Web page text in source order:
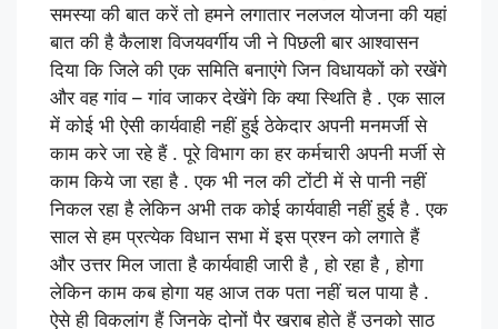
समस्या की बात करें तो हमने लगातार नलजल योजना की यहां
बात की है कैलाश विजयवर्गीय जी ने पिछली बार आश्वासन
दिया कि जिले की एक समिति बनाएंगे जिन विधायकों को रखेंगे
और वह गांव – गांव जाकर देखेंगे कि क्या स्थिति है . एक साल
में कोई भी ऐसी कार्यवाही नहीं हुई ठेकेदार अपनी मनमर्जी से
काम करे जा रहे हैं . पूरे विभाग का हर कर्मचारी अपनी मर्जी से
काम किये जा रहा है . एक भी नल की टोंटी में से पानी नहीं
निकल रहा है लेकिन अभी तक कोई कार्यवाही नहीं हुई है . एक
साल से हम प्रत्येक विधान सभा में इस प्रश्न को लगाते हैं
और उत्तर मिल जाता है कार्यवाही जारी है , हो रहा है , होगा
लेकिन काम कब होगा यह आज तक पता नहीं चल पाया है .
ऐसे ही विकलांग हैं जिनके दोनों पैर खराब होते हैं उनको साठ